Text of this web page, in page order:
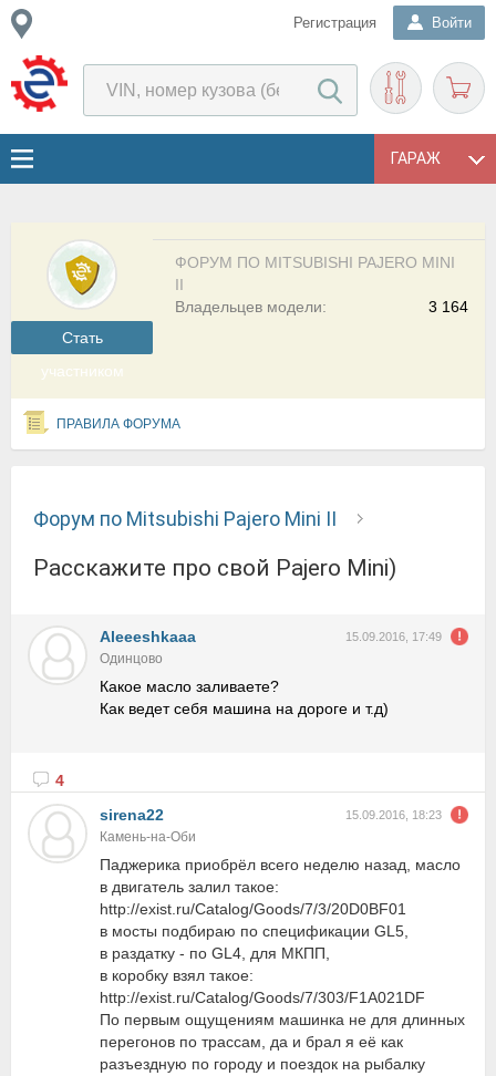
Регистрация Войти
ГАРАЖ
Cтать
участником
ФОРУМ ПО MITSUBISHI PAJERO MINI
II
3 164
Владельцев модели:
ПРАВИЛА ФОРУМА
Форум по Mitsubishi Pajero Mini II
Расскажите про свой Pajero Mini)
Aleeeshkaaa 15.09.2016, 17:49
Одинцово
Какое масло заливаете?
Как ведет себя машина на дороге и т.д)
4
sirena22
15.09.2016, 18:23
Камень-на-Оби
Паджерика приобрёл всего неделю назад, масло
в двигатель залил такое:
http://exist.ru/Catalog/Goods/7/3/20D0BF01
в мосты подбираю по спецификации GL5,
в раздатку - по GL4, для МКПП,
в коробку взял такое:
http://exist.ru/Catalog/Goods/7/303/F1A021DF
По первым ощущениям машинка не для длинных
перегонов по трассам, да и брал я её как
разъездную по городу и поездок на рыбалку